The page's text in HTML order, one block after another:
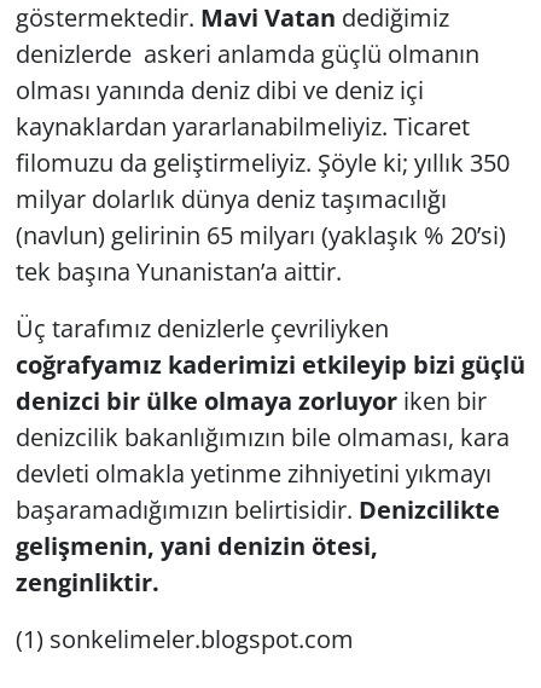
göstermektedir. Mavi Vatan dediğimiz
denizlerde askeri anlamda güçlü olmanın
olması yanında deniz dibi ve deniz içi
kaynaklardan yararlanabilmeliyiz. Ticaret
filomuzu da geliştirmeliyiz. Şöyle ki; yıllık 350
milyar dolarlık dünya deniz taşımacılığı
(navlun) gelirinin 65 milyarı (yaklaşık % 20’si)
tek başına Yunanistan’a aittir.
Üç tarafımız denizlerle çevriliyken
coğrafyamız kaderimizi etkileyip bizi güçlü
denizci bir ülke olmaya zorluyor iken bir
denizcilik bakanlığımızın bile olmaması, kara
devleti olmakla yetinme zihniyetini yıkmayı
başaramadığımızın belirtisidir. Denizcilikte
gelişmenin, yani denizin ötesi,
zenginliktir.
(1) sonkelimeler.blogspot.com